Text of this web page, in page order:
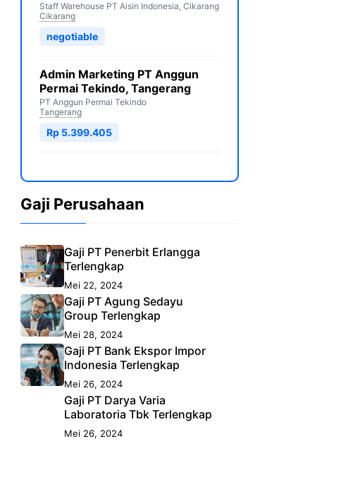
Staff Warehouse PT Aisin Indonesia, Cikarang
Cikarang
negotiable
Admin Marketing PT Anggun
Permai Tekindo, Tangerang
PT Anggun Permai Tekindo
Tangerang
Rp 5.399.405
Gaji Perusahaan
Gaji PT Penerbit Erlangga
Terlengkap
Mei 22, 2024
Gaji PT Agung Sedayu
Group Terlengkap
Mei 28, 2024
Gaji PT Bank Ekspor Impor
Indonesia Terlengkap
Mei 26, 2024
Gaji PT Darya Varia
Laboratoria Tbk Terlengkap
Mei 26, 2024